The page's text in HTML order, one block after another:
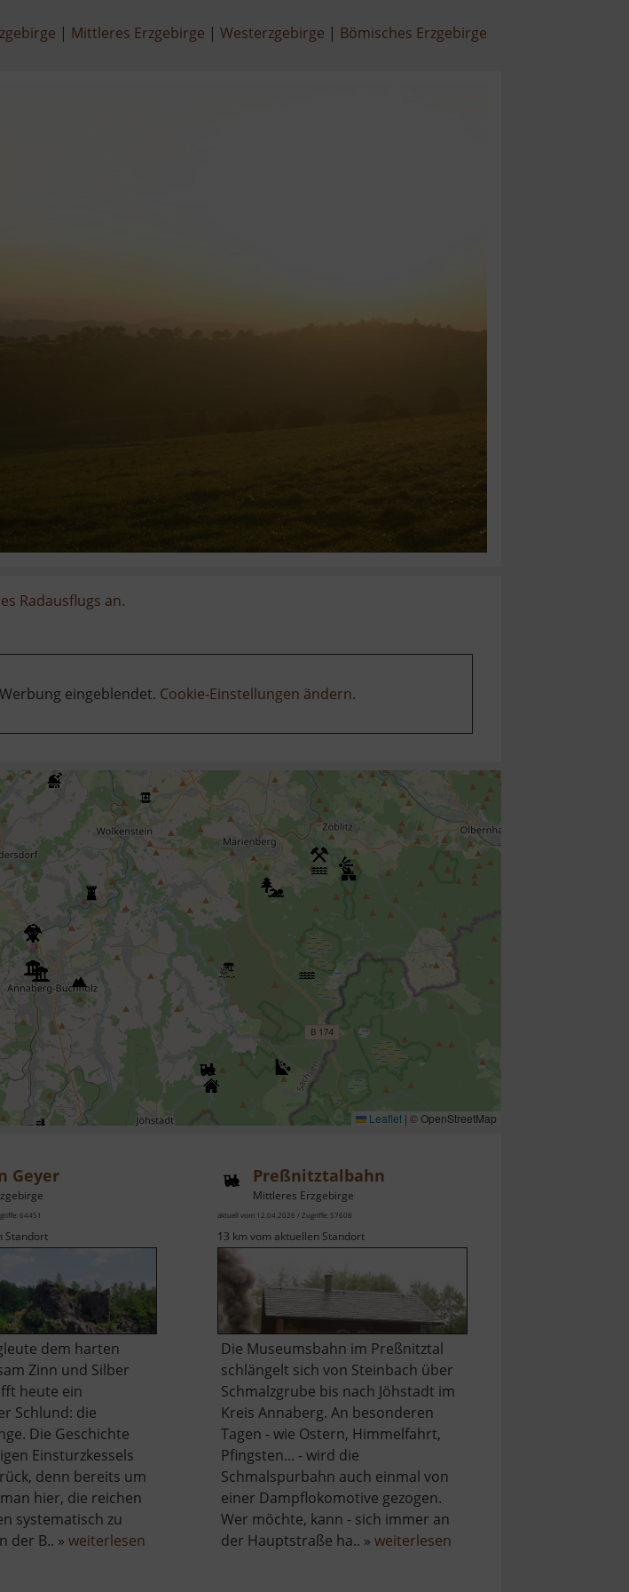
Mittleres Erzgebirge Westerzgebirge Bömisches Erzgebirge
Radausflugs an.
eingeblendet. Cookie-Einstellungen ändern.
Leaflet | © OpenStreetMap
Geyer
64451
Standort
dem harten
Zinn und Silber
heute ein
Schlund: die
Die Geschichte
Einsturzkessels
denn bereits um
hier, die reichen
systematisch zu
der B.. »weiterlesen
Preßnitztalbahn
Mittleres Erzgebirge
aktuell vom 12.04.2026 / Zugriffe: 57608
13 km vom aktuellen Standort
Die Museumsbahn im Preßnitztal
schlängelt sich von Steinbach über
Schmalzgrube bis nach Jöhstadt im
Kreis Annaberg. An besonderen
Tagen - wie Ostern, Himmelfahrt,
Pfingsten... - wird die
Schmalspurbahn auch einmal von
einer Dampflokomotive gezogen.
Wer möchte, kann - sich immer an
der Hauptstraße ha.. » weiterlesenüber